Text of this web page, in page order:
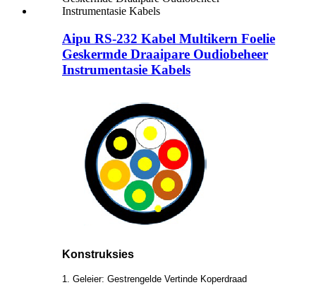
Aipu RS-232 Kabel Multikern Foelie
Geskermde Draaipare Oudiobeheer
Instrumentasie Kabels
Konstruksies
1. Geleier: Gestrengelde Vertinde Koperdraad